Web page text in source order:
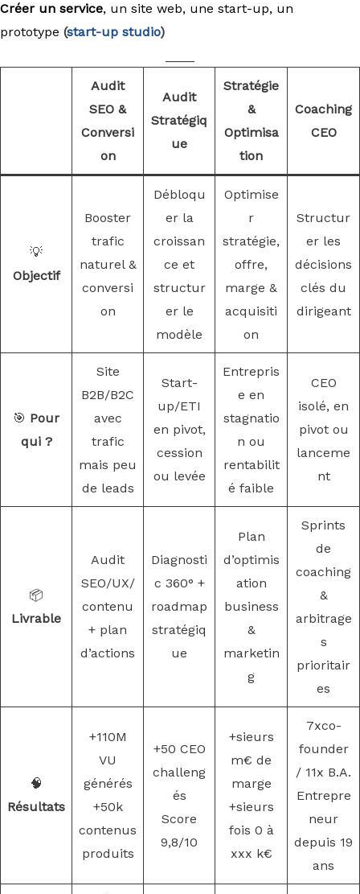
Créer un service, un site web, une start-up, un
prototype (start-up studio)
Audit
SEO &
Conversi
on
Audit
Stratégiq
ue
Stratégie
&
Optimisa
tion
Coaching
CEO
💡
Objectif
Booster
trafic
naturel &
conversi
on
Débloqu
er la
croissan
ce et
structur
er le
modèle
Optimise
r
stratégie,
offre,
marge &
acquisiti
on
Structur
er les
décisions
clés du
dirigeant
🎯 Pour
qui ?
Site
B2B/B2C
avec
trafic
mais peu
de leads
Start-
up/ETI
en pivot,
cession
ou levée
Entrepris
e en
stagnatio
n ou
rentabilit
é faible
CEO
isolé, en
pivot ou
lanceme
nt
📦
Livrable
Audit
SEO/UX/
contenu
+ plan
d’actions
Diagnosti
c 360° +
roadmap
stratégiq
ue
Plan
d’optimis
ation
business
&
marketin
g
Sprints
de
coaching
&
arbitrage
s
prioritair
es
🧠
Résultats
+110M
VU
générés
+50k
contenus
produits
+50 CEO
challeng
és
Score
9,8/10
+sieurs
m€ de
marge
+sieurs
fois 0 à
xxx k€
7xco-
founder
/ 11x B.A.
Entrepre
neur
depuis 19
ans